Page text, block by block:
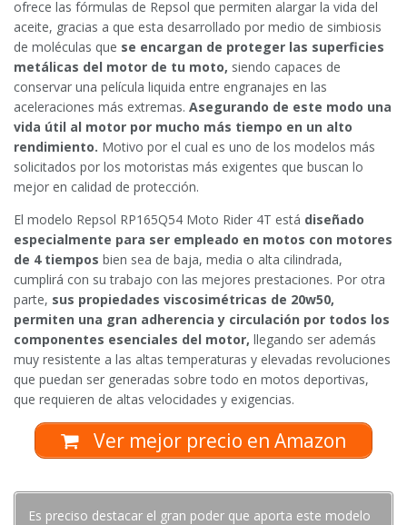
ofrece las fórmulas de Repsol que permiten alargar la vida del
aceite, gracias a que esta desarrollado por medio de simbiosis
de moléculas que se encargan de proteger las superficies
metálicas del motor de tu moto, siendo capaces de
conservar una película liquida entre engranajes en las
aceleraciones más extremas. Asegurando de este modo una
vida útil al motor por mucho más tiempo en un alto
rendimiento. Motivo por el cual es uno de los modelos más
solicitados por los motoristas más exigentes que buscan lo
mejor en calidad de protección.
El modelo Repsol RP165Q54 Moto Rider 4T está diseñado
especialmente para ser empleado en motos con motores
de 4 tiempos bien sea de baja, media o alta cilindrada,
cumplirá con su trabajo con las mejores prestaciones. Por otra
parte, sus propiedades viscosimétricas de 20w50,
permiten una gran adherencia y circulación por todos los
componentes esenciales del motor, llegando ser además
muy resistente a las altas temperaturas y elevadas revoluciones
que puedan ser generadas sobre todo en motos deportivas,
que requieren de altas velocidades y exigencias.
Ver mejor precio en Amazon
Es preciso destacar el gran poder que aporta este modelo